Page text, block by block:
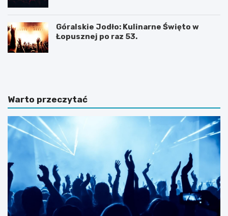
Góralskie Jodło: Kulinarne Święto w
Łopusznej po raz 53.
P
D
u
b
a
j
a
r
o
s
ł
P
w
S
z
t
o
w
i
e
–
Warto przeczytać